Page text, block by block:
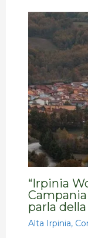
“Irpinia
parla
Alta Irpinia,